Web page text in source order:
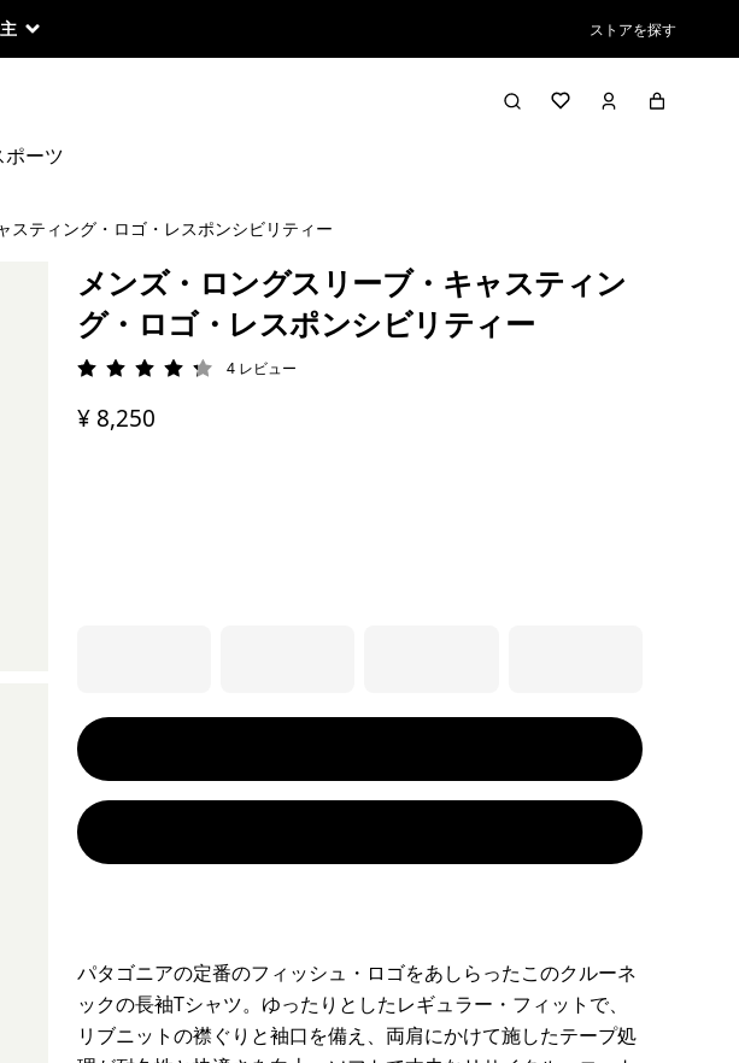
ストアを探す
ポーツ
スティング・ロゴ・レスポンシビリティー
メンズ・ロングスリーブ・キャスティン
グ・ロゴ・レスポンシビリティー
評価: 4.3 / 5
4 レビュー
¥ 8,250
パタゴニアの定番のフィッシュ・ロゴをあしらったこのクルーネ
ックの長袖Tシャツ。ゆったりとしたレギュラー・フィットで、
リブニットの襟ぐりと袖口を備え、両肩にかけて施したテープ処